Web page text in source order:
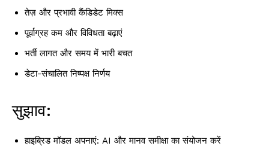
तेज़ और प्रभावी कैंडिडेट मिक्स
पूर्वाग्रह कम और विविधता बढ़ाएं
भर्ती लागत और समय में भारी बचत
डेटा-संचालित निष्पक्ष निर्णय
सुझाव:
हाइब्रिड मॉडल अपनाएं: AI और मानव समीक्षा का संयोजन करें